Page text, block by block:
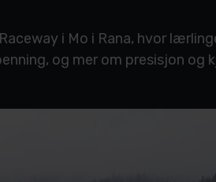
i Mo i Rana, hvor
og mer om presisjon og